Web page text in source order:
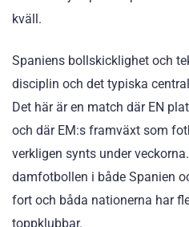
kväll.
Spaniens bollskicklighet och
disciplin och det typiska
Det här är en match där EN
och där EM:s framväxt som
verkligen synts under
damfotbollen i både Spanien
fort och båda nationerna har
toppklubbar.